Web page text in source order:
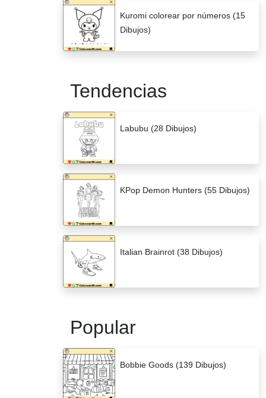
Kuromi colorear por números (15
Dibujos)
Tendencias
Labubu (28 Dibujos)
KPop Demon Hunters (55 Dibujos)
Italian Brainrot (38 Dibujos)
Popular
Bobbie Goods (139 Dibujos)